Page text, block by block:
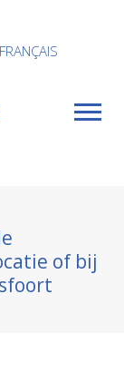
FRANÇAIS
of bij